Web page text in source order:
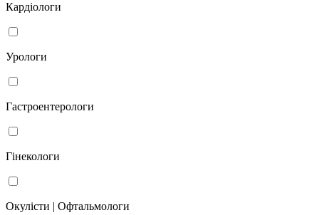
Кардіологи
Урологи
Гастроентерологи
Гінекологи
Окулісти | Офтальмологи